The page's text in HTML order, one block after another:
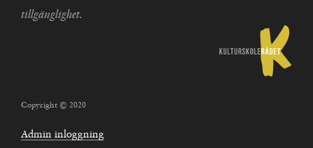
tillgänglighet.
Copyright © 2020
Admin inloggning